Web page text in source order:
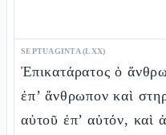
SEPTUAGINTA (LXX)
Ἐπικατάρατος ὁ
ἐπ’ ἄνθρωπον καὶ
αὐτοῦ ἐπ’ αὐτόν, καὶ